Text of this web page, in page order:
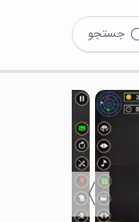
جستجو
〉